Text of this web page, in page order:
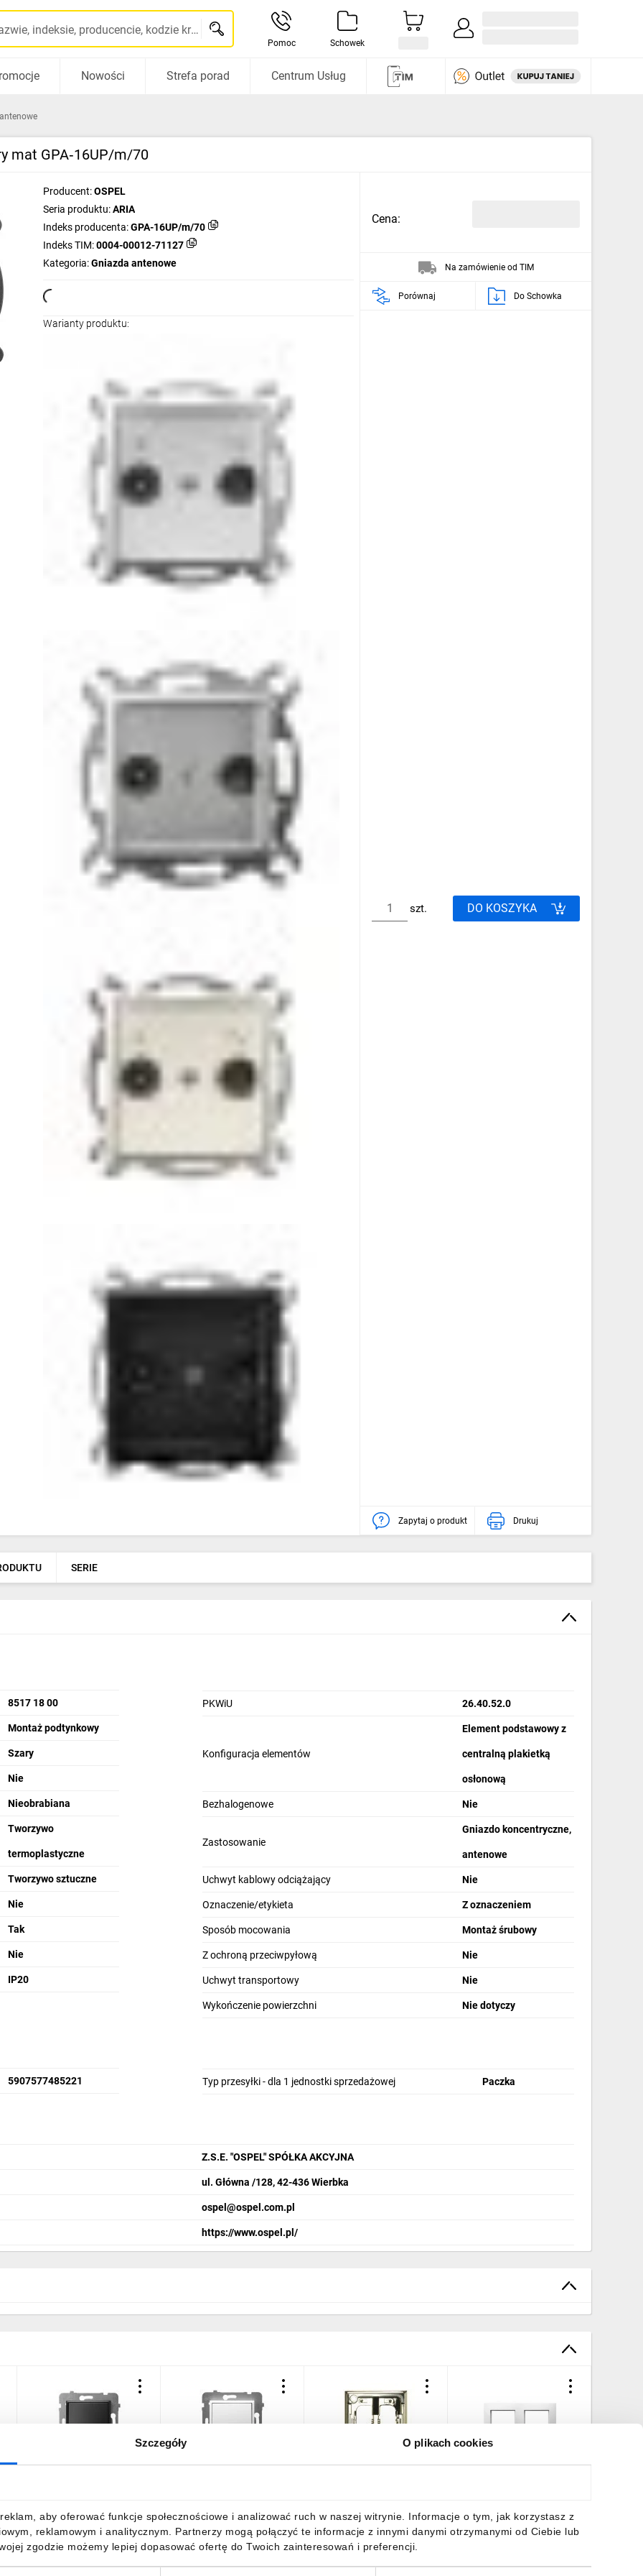
Szczegóły O plikach cookies
aby oferować funkcje społecznościowe i analizować ruch w naszej witrynie. Informacje o tym, jak korzystasz z
reklamowym i analitycznym. Partnerzy mogą połączyć te informacje z innymi danymi otrzymanymi od Ciebie lub
zgodzie możemy lepiej dopasować ofertę do Twoich zainteresowań i preferencji.
Szukaj po nazwie, indeksie, producencie, kodzie kreskowym...
Pomoc Schowek
Nowości Strefa porad Centrum Usług
mat GPA‑16UP/m/70
Producent:OSPEL
Seria produktu:ARIA
Indeks producenta:GPA-16UP/m/70
Indeks TIM:0004-00012-71127
Kategoria:Gniazda antenowe
Warianty produktu:
Cena:
Na zamówienie od TIM
Porównaj Do Schowka
szt. DO KOSZYKA
Zapytaj o produkt Drukuj
SERIE
8517 18 00
Montaż podtynkowy
Szary
Nie
Nieobrabiana
Tworzywo
termoplastyczne
Tworzywo sztuczne
Nie
Tak
Nie
IP20
PKWiU 26.40.52.0
Konfiguracja elementów
Element podstawowy z
centralną plakietką
osłonową
Bezhalogenowe Nie
Zastosowanie
Gniazdo koncentryczne,
antenowe
Uchwyt kablowy odciążający Nie
Oznaczenie/etykieta Z oznaczeniem
Sposób mocowania Montaż śrubowy
Z ochroną przeciwpyłową Nie
Uchwyt transportowy Nie
Wykończenie powierzchni Nie dotyczy
5907577485221 Typ przesyłki - dla 1 jednostki sprzedażowej Paczka
Z.S.E. "OSPEL" SPÓŁKA AKCYJNA
ul. Główna /128, 42-436 Wierbka
ospel@ospel.com.pl
https://www.ospel.pl/
26,58 zł brutto 17,77 złbrutto 7,00 zł brutto 7,00 zł brutto